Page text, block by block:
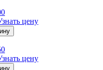
цену
цену